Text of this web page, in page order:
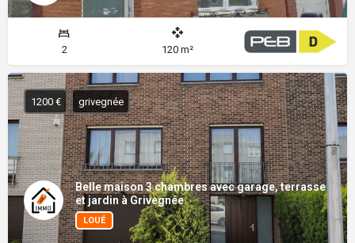
2 120 m²
Belle maison 3 chambres avec garage, terrasse
et jardin à Grivegnée
LOUÉ
1200 € grivegnée